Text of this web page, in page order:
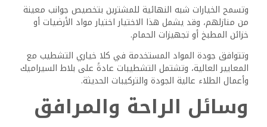
يعطي مشروع كيان الأولوية للمساحات المناسبة للعائلة
والتطورات الموجهة نحو المجتمع، ويعد النادي ذو الموقع
المركزي بمثابة مركز للتجمعات والمناسبات الاجتماعية.
وتنتشر المساحات الخضراء والحدائق الواسعة في المجمع، مما
يوفر مناطق آمنة للعب الأطفال وللعائلات للاسترخاء في الهواء
وأنشطة خارجية.